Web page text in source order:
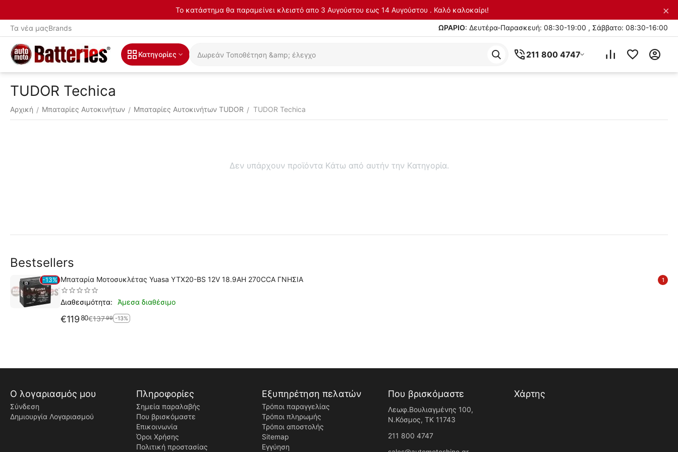
Το κατάστημα θα παραμείνει κλειστό απο 3 Αυγούστου εως 14 Αυγούστου . Καλό καλοκαίρι! ×
Τα νέα μαςBrands ΩΡΑΡΙΟ: Δευτέρα-Παρασκευή: 08:30-19:00 , Σάββατο: 08:30-16:00
Κατηγορίες 211 800 4747
TUDOR Techica
Αρχική / Μπαταρίες Αυτοκινήτων / Μπαταρίες Αυτοκινήτων TUDOR / TUDOR Techica
Δεν υπάρχουν προϊόντα Κάτω από αυτήν την Κατηγορία.
Bestsellers
13% 1
Μπαταρία Μοτοσυκλέτας Yuasa YTX20-BS 12V 18.9AH 270CCA ΓΝΗΣΙΑ
Διαθεσιμότητα: Άμεσα διαθέσιμο
€11980€13799 -13%
Ο λογαριασμός μου
Σύνδεση
Δημιουργία Λογαριασμού
Πληροφορίες
Σημεία παραλαβής
Που βρισκόμαστε
Επικοινωνία
Όροι Χρήσης
Πολιτική προστασίας
Εξυπηρέτηση πελατών
Τρόποι παραγγελίας
Τρόποι πληρωμής
Τρόποι αποστολής
Sitemap
Εγγύηση
Που βρισκόμαστε
Λεωφ.Βουλιαγμένης 100,
Ν.Κόσμος, ΤK 11743
211 800 4747
Χάρτης